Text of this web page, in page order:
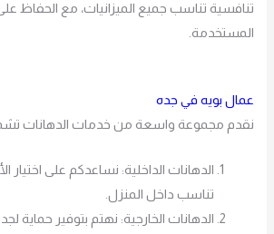
تنافسية تناسب جميع الميزانيات، مع الحفاظ
المستخدمة.
عمال بويه في جده
نقدم مجموعة واسعة من خدمات الدهانات
الدهانات الداخلية: نساعدكم على اختيار
تناسب داخل المنزل.
الدهانات الخارجية: نهتم بتوفير حماية